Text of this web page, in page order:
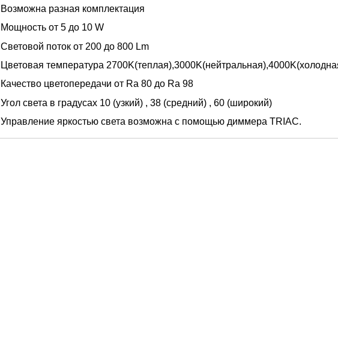
Возможна разная комплектация
Мощность от 5 до 10 W
Световой поток от 200 до 800 Lm
Цветовая температура
Качество цветопередачи от Ra 80 до Ra 98
Угол света в градусах 10 (узкий) , 38 (средний) , 60 (широкий)
Управление яркостью света возможна с помощью диммера TRIAC.